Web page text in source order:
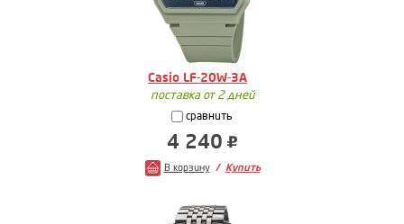
Casio LF-20W-3A
поставка от 2 дней
сравнить
4 240
В корзину Купить